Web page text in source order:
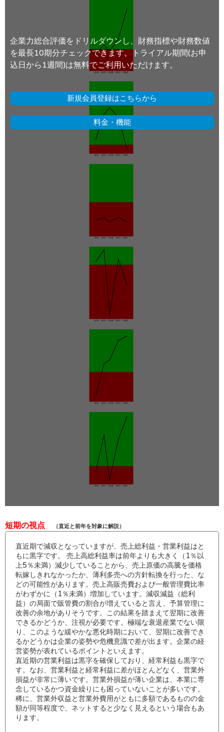
企業力総合評価をドリルダウンし、財務指標や財務数値
を最長10期分チェックできます。トライアル期間(お申
込日から1週間)は無料でご利用いただけます。
新規会員登録はこちらから
料金・機能
短期の視点 （直近と前年を対象に解説）
直近期で減収となっていますが、売上総利益・営業利益はと
もに黒字です。 売上高総利益率は前年よりも大きく（1％以
上5％未満）減少していることから、売上原価の高騰を価格
転嫁しきれなかったか、薄利多売への方針転換を行った、な
どの可能性があります。売上高販売費および一般管理費比率
がわずかに（1％未満）増加しています。減収減益（総利
益）の局面で販管費の割合が増えていると言え、予算管理に
改善の余地がありそうです。この結果を踏まえて翌期に改善
できるかどうか、注視が必要です。極端な衰退産業でない限
り、このような緩やかな悪化時期において、翌期に改善でき
るかどうかは企業の姿勢や危機意識で差が出ます。企業の経
営姿勢が表れているポイントといえます。
直近期の営業利益は黒字を確保しており、経常利益も黒字で
す。なお、営業利益と経常利益に差がほとんどなく、営業外
損益が非常に薄いです。営業外損益が薄い企業は、本業に専
念しているかつ資金繰りにも困っていないことが多いです。
稀に、営業外収益と営業外費用がともに多額であるものの金
額が同等程度で、ネットすると少なく見えるという場合もあ
ります。